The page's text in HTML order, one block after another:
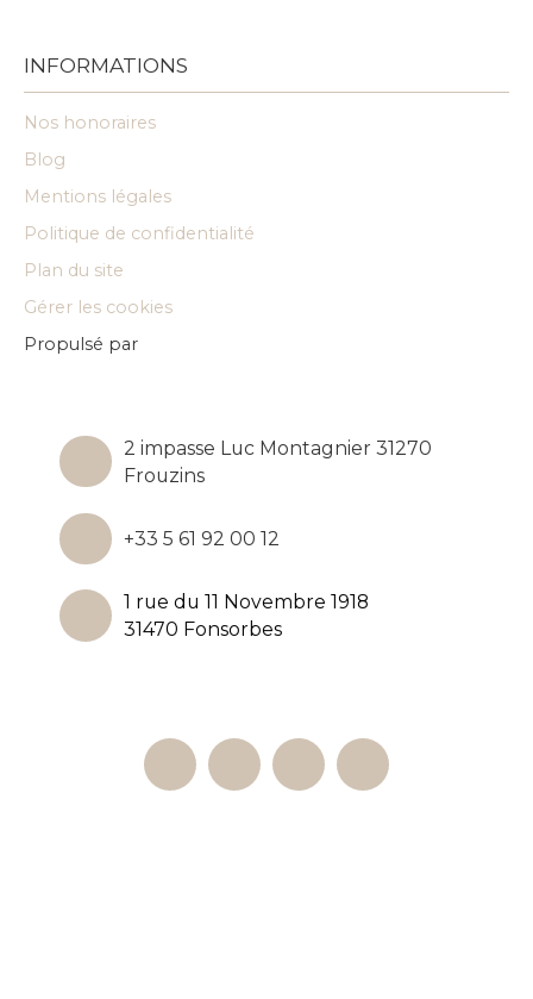
INFORMATIONS
Nos honoraires
Blog
Mentions légales
Politique de confidentialité
Plan du site
Gérer les cookies
Propulsé par
2 impasse Luc Montagnier 31270
Frouzins
+33 5 61 92 00 12
1 rue du 11 Novembre 1918
31470 Fonsorbes